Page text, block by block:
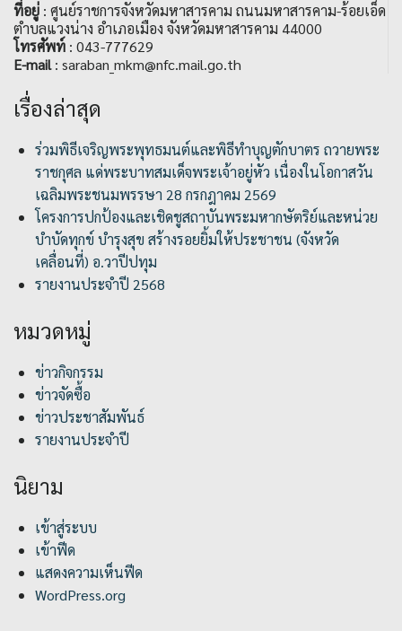
ที่อยู่ : ศูนย์ราชการจังหวัดมหาสารคาม ถนนมหาสารคาม-ร้อยเอ็ด
ตำบลแวงน่าง อำเภอเมือง จังหวัดมหาสารคาม 44000
โทรศัพท์ : 043-777629
E-mail: saraban_mkm@nfc.mail.go.th
เรื่องล่าสุด
ร่วมพิธีเจริญพระพุทธมนต์และพิธีทำบุญตักบาตร ถวายพระ
ราชกุศล แด่พระบาทสมเด็จพระเจ้าอยู่หัว เนื่องในโอกาสวัน
เฉลิมพระชนมพรรษา 28 กรกฎาคม 2569
โครงการปกป้องและเชิดชูสถาบันพระมหากษัตริย์และหน่วย
บำบัดทุกข์ บำรุงสุข สร้างรอยยิ้มให้ประชาชน (จังหวัด
เคลื่อนที่) อ.วาปีปทุม
รายงานประจำปี 2568
หมวดหมู่
ข่าวกิจกรรม
ข่าวจัดซื้อ
ข่าวประชาสัมพันธ์
รายงานประจำปี
นิยาม
เข้าสู่ระบบ
เข้าฟีด
แสดงความเห็นฟีด
WordPress.org